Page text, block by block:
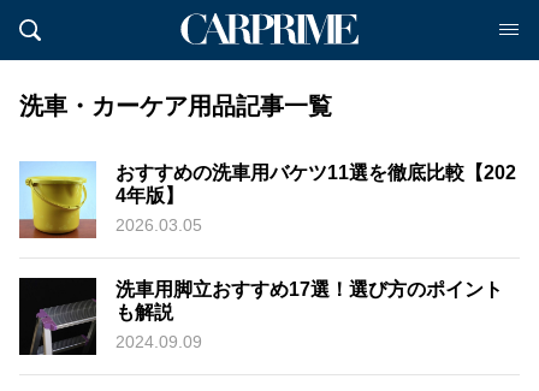
洗車・カーケア用品記事一覧
おすすめの洗車用バケツ11選を徹底比較【202
4年版】
2026.03.05
洗車用脚立おすすめ17選！選び方のポイント
も解説
2024.09.09